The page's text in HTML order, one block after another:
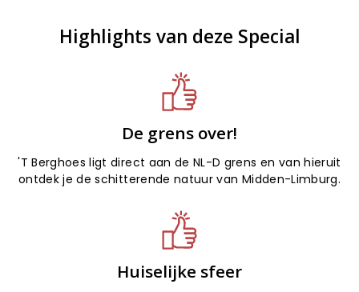
Highlights van deze Special
De grens over!
'T Berghoes ligt direct aan de NL-D grens en van hieruit
ontdek je de schitterende natuur van Midden-Limburg.
Huiselijke sfeer